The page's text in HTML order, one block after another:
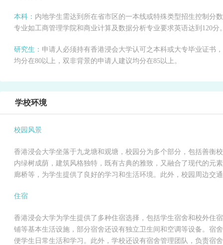
本科： 内地学生需达到所在省市区的一本线或特殊类型招生控制分
专业如工商管理学院和商业计算及数据分析专业要求英语达到120分
研究生： 申请人必须持有香港浸会大学认可之本科或大专毕业证书
均分在80以上，双非背景的申请人建议均分在85以上。
学校环境
校园风景
香港浸会大学坐落于九龙塘和观塘，校园分为多个部分，包括善衡
内绿树成荫，建筑风格独特，既有古典的雅致，又融合了现代的元
廊桥等，为学生提供了良好的学习和生活环境。此外，校园周边交
住宿
香港浸会大学为学生提供了多种住宿选择，包括学生宿舍和校外住
铺等基本生活设施，部分宿舍还设有独立卫生间和空调等设备。宿
便学生日常生活和学习。此外，学校还设有宿舍管理团队，负责宿